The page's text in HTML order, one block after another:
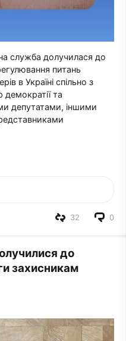
служба долучилася до
питань
в Україні спільно з
та
депутатами, іншими
0
32
до
захисникам